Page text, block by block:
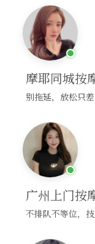
摩耶同城按
广州上门按